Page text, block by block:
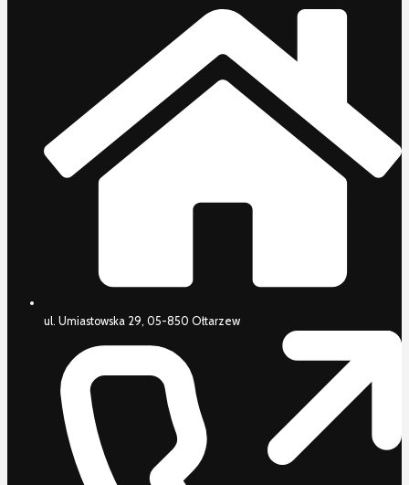
ul. Umiastowska 29, 05-850 Ołtarzew